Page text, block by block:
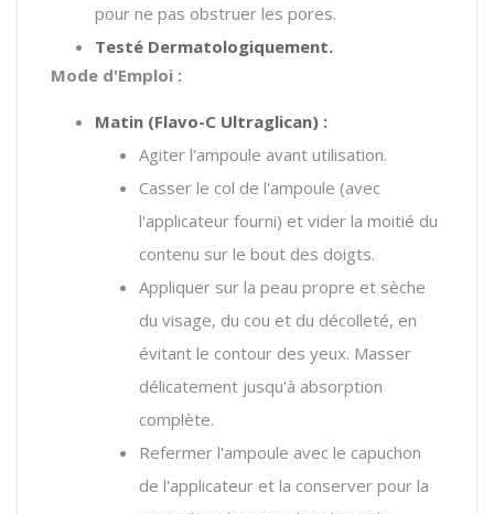
pour ne pas obstruer les pores.
Testé Dermatologiquement.
Mode d'Emploi :
Matin (Flavo-C Ultraglican) :
Agiter l'ampoule avant utilisation.
Casser le col de l'ampoule (avec
l'applicateur fourni) et vider la moitié du
contenu sur le bout des doigts.
Appliquer sur la peau propre et sèche
du visage, du cou et du décolleté, en
évitant le contour des yeux. Masser
délicatement jusqu'à absorption
complète.
Refermer l'ampoule avec le capuchon
de l'applicateur et la conserver pour la